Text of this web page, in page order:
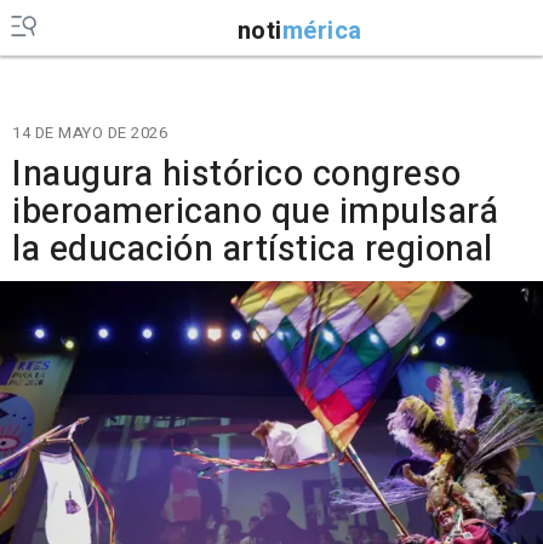
notimérica
14 DE MAYO DE 2026
Inaugura histórico congreso
iberoamericano que impulsará
la educación artística regional